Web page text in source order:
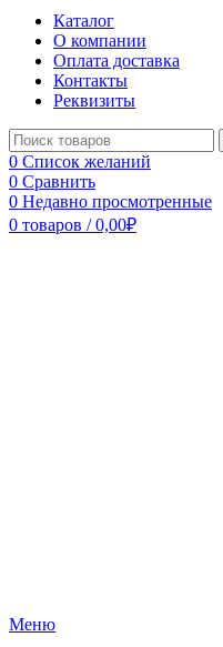
Каталог
О компании
Оплата доставка
Контакты
Реквизиты
0 Список желаний
0 Сравнить
0 Недавно просмотренные
0 товаров / 0,00₽
Меню